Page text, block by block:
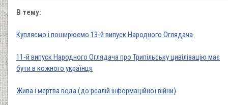
В тему:
Купляємо і поширюємо 13-й випуск Народного Оглядача
11-й випуск Народного Оглядача про Трипільську цивілізацію має
бути в кожного українця
Жива і мертва вода (до реалій інформаційної війни)